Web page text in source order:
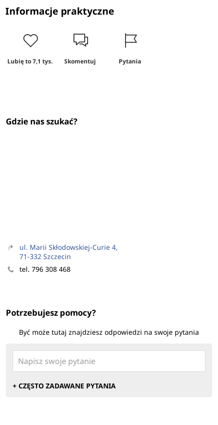
Informacje praktyczne
Lubię to7,1 tys. Skomentuj Pytania
Gdzie nas szukać?
ul. Marii Skłodowskiej-Curie 4,
71-332 Szczecin
tel. 796 308 468
Potrzebujesz pomocy?
Być może tutaj znajdziesz odpowiedzi na swoje pytania
+ CZĘSTO ZADAWANE PYTANIA